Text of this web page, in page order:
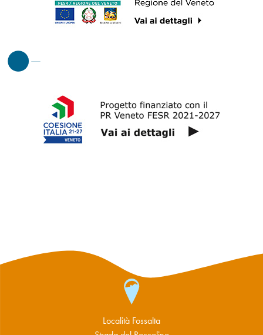
Località Fossalta